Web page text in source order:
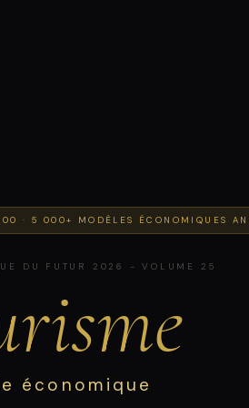
· 5 000+ MODÈLES ÉCONOMIQUES
DU FUTUR 2026 - VOLUME 25
économique